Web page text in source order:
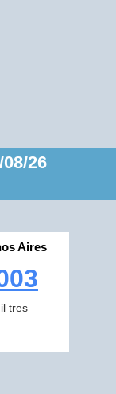
26
Aires
tres